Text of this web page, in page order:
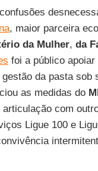
, maior parceira
da Mulher, da
foi a público
da pasta sob
as medidas do
com
Ligue 100 e